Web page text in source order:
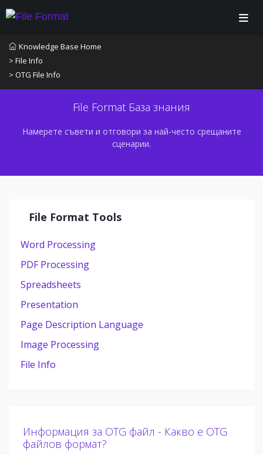
Knowledge Base Home
> File Info
> OTG File Info
File Format База знания
Намерете съвети и отговори за най-често срещаните
сценарии.
File Format Tools
Word Processing
PDF Processing
Spreadsheets
Presentation
Page Description Language
Image Processing
File Info
Информация за OTG файл - Какво е OTG
файлов формат?